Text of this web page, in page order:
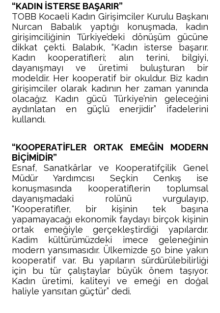
“KADIN İSTERSE BAŞARIR”
TOBB Kocaeli Kadın Girişimciler Kurulu Başkanı
Nurcan Babalık yaptığı konuşmada, kadın
girişimciliğinin Türkiye’deki dönüşüm gücüne
dikkat çekti. Balabık, “Kadın isterse başarır.
Kadın kooperatifleri; alın terini, bilgiyi,
dayanışmayı ve üretimi buluşturan bir
modeldir. Her kooperatif bir okuldur. Biz kadın
girişimciler olarak kadının her zaman yanında
olacağız. Kadın gücü Türkiye’nin geleceğini
aydınlatan en güçlü enerjidir” ifadelerini
kullandı.
“KOOPERATİFLER ORTAK EMEĞİN MODERN
BİÇİMİDİR”
Esnaf, Sanatkârlar ve Kooperatifçilik Genel
Müdür Yardımcısı Seçkin Cenkış ise
konuşmasında kooperatiflerin toplumsal
dayanışmadaki rolünü vurgulayıp,
“Kooperatifler, bir kişinin tek başına
yapamayacağı ekonomik faydayı birçok kişinin
ortak emeğiyle gerçekleştirdiği yapılardır.
Kadim kültürümüzdeki imece geleneğinin
modern yansımasıdır. Ülkemizde 50 bine yakın
kooperatif var. Bu yapıların sürdürülebilirliği
için bu tür çalıştaylar büyük önem taşıyor.
Kadın üretimi, kaliteyi ve emeği en doğal
haliyle yansıtan güçtür” dedi.